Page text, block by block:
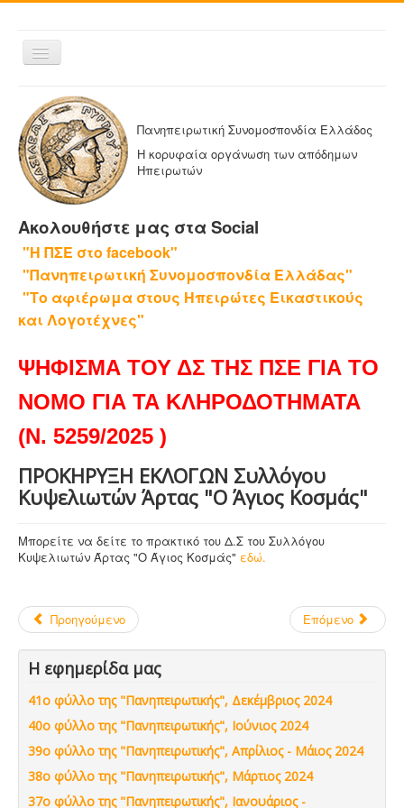
Εναλλαγή
πλοήγησης
ΑΡΧΙΚΗ
Η ΠΑΝΗΠΕΙΡΩΤΙΚΗ
ΔΕΛΤΙΑ ΤΥΠΟΥ
ΑΔΕΛΦΟΤΗΤΕΣ-ΟΜΟΣΠΟΝΔΙΕΣ
Η ΕΦΗΜΕΡΙΔΑ ΜΑΣ
ΕΦΗΜΕΡΙΔΕΣ ΑΔΕΛΦΟΤΗΤΩΝ
ΕΠΙΚΟΙΝΩΝΙΑ
Πανηπειρωτική Συνομοσπονδία Ελλάδος
Η κορυφαία οργάνωση των απόδημων
Ηπειρωτών
Ακολουθήστε μας στα Social
"Η ΠΣΕ στο facebook"
"Πανηπειρωτική Συνομοσπονδία Ελλάδας"
"Το αφιέρωμα στους Ηπειρώτες Εικαστικούς
και Λογοτέχνες"
ΨΗΦΙΣΜΑ ΤΟΥ ΔΣ ΤΗΣ ΠΣΕ ΓΙΑ ΤΟ
ΝΟΜΟ ΓΙΑ ΤΑ ΚΛΗΡΟΔΟΤΗΜΑΤΑ
(Ν. 5259/2025 )
ΠΡΟΚΗΡΥΞΗ ΕΚΛΟΓΩΝ Συλλόγου
Κυψελιωτών Άρτας "Ο Άγιος Κοσμάς"
Μπορείτε να δείτε το πρακτικό του Δ.Σ του Συλλόγου
Κυψελιωτών Άρτας "Ο Άγιος Κοσμάς" εδώ.
Προηγούμενο Επόμενο
Η εφημερίδα μας
41ο φύλλο της "Πανηπειρωτικής", Δεκέμβριος 2024
40ο φύλλο της "Πανηπειρωτικής", Ιούνιος 2024
39ο φύλλο της "Πανηπειρωτικής", Απρίλιος - Μάιος 2024
38ο φύλλο της "Πανηπειρωτικής", Μάρτιος 2024
37ο φύλλο της "Πανηπειρωτικής", Ιανουάριος -